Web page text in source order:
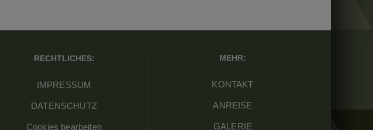
RECHTLICHES:
IMPRESSUM
DATENSCHUTZ
Cookies bearbeiten
MEHR:
KONTAKT
ANREISE
GALERIE